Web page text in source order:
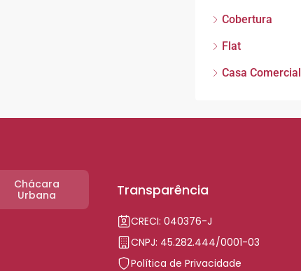
Cobertura
Flat
Casa Comercial
Chácara
Urbana
Transparência
CRECI: 040376-J
CNPJ: 45.282.444/0001-03
Política de Privacidade